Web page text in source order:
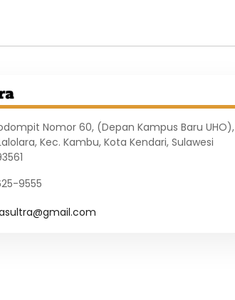
Nomor 60, (Depan Kampus Baru UHO),
Kec. Kambu, Kota Kendari, Sulawesi
9555